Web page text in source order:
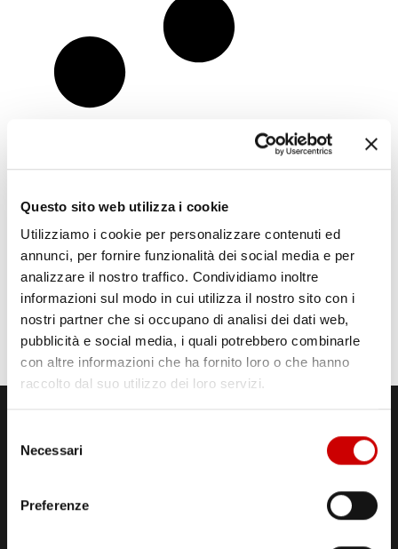
Questo sito web utilizza i cookie
Utilizziamo i cookie per personalizzare contenuti ed
annunci, per fornire funzionalità dei social media e per
analizzare il nostro traffico. Condividiamo inoltre
informazioni sul modo in cui utilizza il nostro sito con i
nostri partner che si occupano di analisi dei dati web,
pubblicità e social media, i quali potrebbero combinarle
con altre informazioni che ha fornito loro o che hanno
raccolto dal suo utilizzo dei loro servizi.
delNecessari
Preferenze